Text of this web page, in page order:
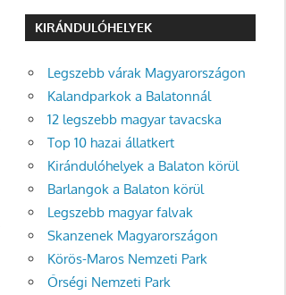
KIRÁNDULÓHELYEK
Legszebb várak Magyarországon
Kalandparkok a Balatonnál
12 legszebb magyar tavacska
Top 10 hazai állatkert
Kirándulóhelyek a Balaton körül
Barlangok a Balaton körül
Legszebb magyar falvak
Skanzenek Magyarországon
Körös-Maros Nemzeti Park
Őrségi Nemzeti Park